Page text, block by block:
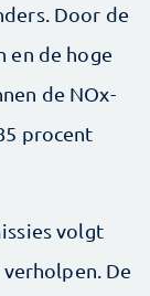
Door de
en de hoge
de NOx-
procent
volgt
De